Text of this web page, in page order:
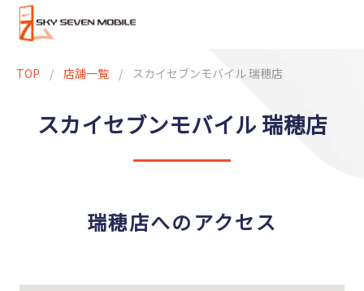
TOP / 店舗一覧 / スカイセブンモバイル 瑞穂店
スカイセブンモバイル 瑞穂店
瑞穂店へのアクセス